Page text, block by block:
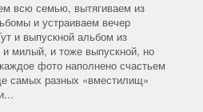
всю семью, вытягиваем из
и устраиваем вечер
и выпускной альбом из
милый, и тоже выпускной, но
фото наполнено счастьем
самых разных «вместилищ»